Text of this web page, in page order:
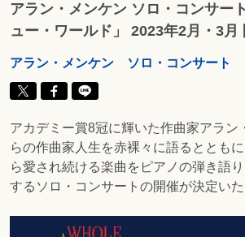
アラン・メンケン ソロ・コンサー
ュー・ワールド」 2023年2月・3月
アラン・メンケン ソロ・コンサート
アカデミー賞8冠に輝いた作曲家アラン
らの作曲家人生を赤裸々に語るととも
ら愛され続ける楽曲をピアノの弾き語
するソロ・コンサートの開催が決定いた